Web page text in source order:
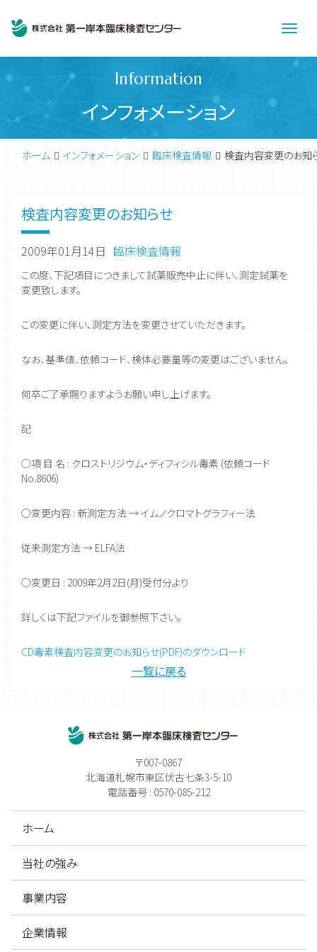
Information
インフォメーション
ホーム インフォメーション 臨床検査情報 検査内容変更のお知
検査内容変更のお知らせ
2009年01月14日 臨床検査情報
この度、下記項目につきまして試薬販売中止に伴い、測定試薬を
変更致します。
この変更に伴い、測定方法を変更させていただきます。
なお、基準値、依頼コード、検体必要量等の変更はございません。
何卒ご了承賜りますようお願い申し上げます。
記
○項 目 名 : クロストリジウム・ディフィシル毒素 (依頼コード
No.8606)
○変更内容 : 新測定方法 → イムノクロマトグラフィー法
従来測定方法 → ELFA法
○変更日 : 2009年2月2日(月)受付分より
詳しくは下記ファイルを御参照下さい。
CD毒素検査内容変更のお知らせ(PDF)のダウンロード
一覧に戻る
〒007-0867
北海道札幌市東区伏古七条3-5-10
電話番号 : 0570-085-212
ホーム
当社の強み
事業内容
企業情報